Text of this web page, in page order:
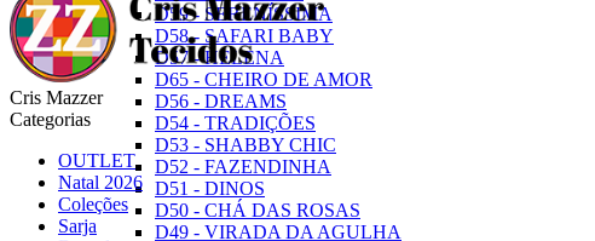
D59 - SERENÍSSIMA
D58 - SAFARI BABY
D57 - HELENA
D65 - CHEIRO DE AMOR
D56 - DREAMS
D54 - TRADIÇÕES
D53 - SHABBY CHIC
D52 - FAZENDINHA
D51 - DINOS
D50 - CHÁ DAS ROSAS
D49 - VIRADA DA AGULHA
Cris Mazzer
Categorias
OUTLET
Natal 2026
Coleções
Sarja